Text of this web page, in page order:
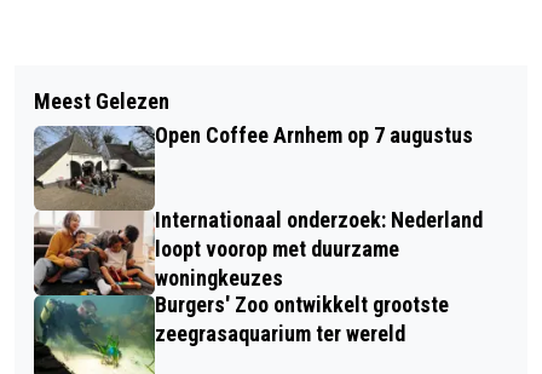
GRONINGENSINGEL KRIJGT STILLER
EN VEILIGER ASFALT, 25 SEPTEMBER
TOT EN MET 3 NOVEMBER 2023
ZO FIETSVEILIG ZIJN GELDERSE
GEMEENTEN
Meest Gelezen
Open Coffee Arnhem op 7 augustus
Internationaal onderzoek: Nederland
loopt voorop met duurzame
woningkeuzes
Burgers' Zoo ontwikkelt grootste
zeegrasaquarium ter wereld